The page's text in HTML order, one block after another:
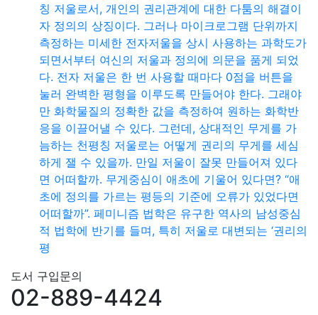
칭 저울로서, 개인의 권리관계에 대한 다툼의 해결이
자 정의의 상징이다. 그러나 마이크로그램 단위까지
측정하는 미세한 전자저울을 상시 사용하는 과학도가
되면서부터 여신의 저울과 정의에 의문을 품게 되었
다. 전자 저울은 한 번 사용할 때마다 0점을 버튼을
눌러 완벽한 평형을 이루도록 만들어야 한다. 그래야
만 화학물질의 정확한 값을 측정하여 원하는 화학반
응을 이끌어낼 수 있다. 그런데, 상대적인 무게를 가
늠하는 천평칭 저울로는 어떻게 권리의 무게를 세심
하게 잴 수 있을까. 만일 저울이 잘못 만들어져 있다
면 어떠할까. 무게중심이 애초에 기울어 있다면? “애
초에 정의를 가르는 평등의 기준에 오류가 있었다면
어떠할까”. 페미니즘 법학은 유구한 역사의 남성중심
적 법학에 반기를 들며, 특히 저울로 대변되는 ‘권리의
평
도서 구입문의
02-889-4424